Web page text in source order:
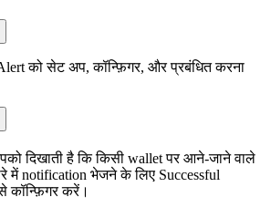
को सेट अप, कॉन्फ़िगर, और प्रबंधित करना
दिखाती है कि किसी wallet पर आने-जाने वाले
में notification भेजने के लिए Successful
कॉन्फ़िगर करें।